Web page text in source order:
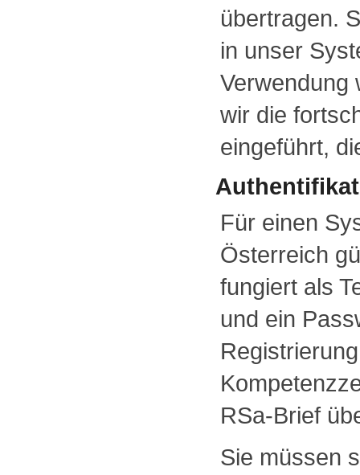
übertragen.
in unser
Verwendung
wir die
eingeführt,
Für einen
Österreich
fungiert als
und ein
RSa-Brief
Sie müssen